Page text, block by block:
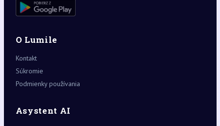
O Lumile
Kontakt
Súkromie
Podmienky používania
Asystent AI